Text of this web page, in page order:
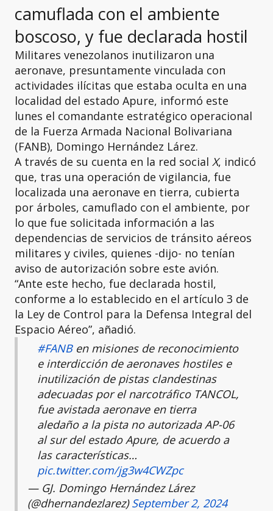
camuflada con el ambiente
boscoso, y fue declarada hostil
Militares venezolanos inutilizaron una
aeronave, presuntamente vinculada con
actividades ilícitas que estaba oculta en una
localidad del estado Apure, informó este
lunes el comandante estratégico operacional
de la Fuerza Armada Nacional Bolivariana
(FANB), Domingo Hernández Lárez.
A través de su cuenta en la red social X, indicó
que, tras una operación de vigilancia, fue
localizada una aeronave en tierra, cubierta
por árboles, camuflado con el ambiente, por
lo que fue solicitada información a las
dependencias de servicios de tránsito aéreos
militares y civiles, quienes -dijo- no tenían
aviso de autorización sobre este avión.
“Ante este hecho, fue declarada hostil,
conforme a lo establecido en el artículo 3 de
la Ley de Control para la Defensa Integral del
Espacio Aéreo”, añadió.
#FANBen misiones de reconocimiento
e interdicción de aeronaves hostiles e
inutilización de pistas clandestinas
adecuadas por el narcotráfico TANCOL,
fue avistada aeronave en tierra
aledaño a la pista no autorizada AP-06
al sur del estado Apure, de acuerdo a
las características…
pic.twitter.com/jg3w4CWZpc
— GJ. Domingo Hernández Lárez
(@dhernandezlarez)September 2, 2024